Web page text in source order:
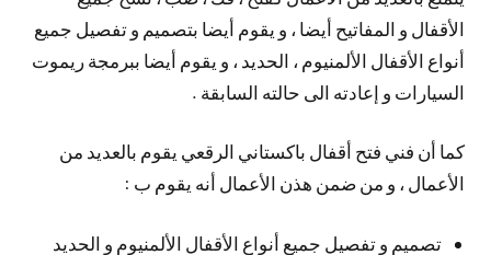
الأقفال و المفاتيح أيضا ، و يقوم أيضا بتصميم و تفصيل جميع
أنواع الأقفال الألمنيوم ، الحديد ، و يقوم أيضا ببرمجة ريموت
السيارات و إعادته الى حالته السابقة .
كما أن فني فتح أقفال باكستاني الرقعي يقوم بالعديد من
الأعمال ، و من ضمن هذن الأعمال أنه يقوم ب :
تصميم و تفصيل جميع أنواع الأقفال الألمنيوم و الحديد